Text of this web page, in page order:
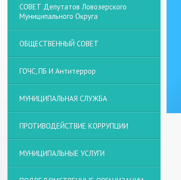
СОВЕТ Депутатов Ловозерского
Муниципального Округа
ОБЩЕСТВЕННЫЙ СОВЕТ
ГОЧС, ПБ И Антитеррор
МУНИЦИПАЛЬНАЯ СЛУЖБА
ПРОТИВОДЕЙСТВИЕ КОРРУПЦИИ
МУНИЦИПАЛЬНЫЕ УСЛУГИ